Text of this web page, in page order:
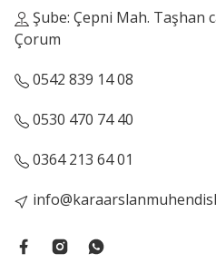
Şube: Çepni Mah. Taşhan
Çorum
0542 839 14 08
0530 470 74 40
0364 213 64 01